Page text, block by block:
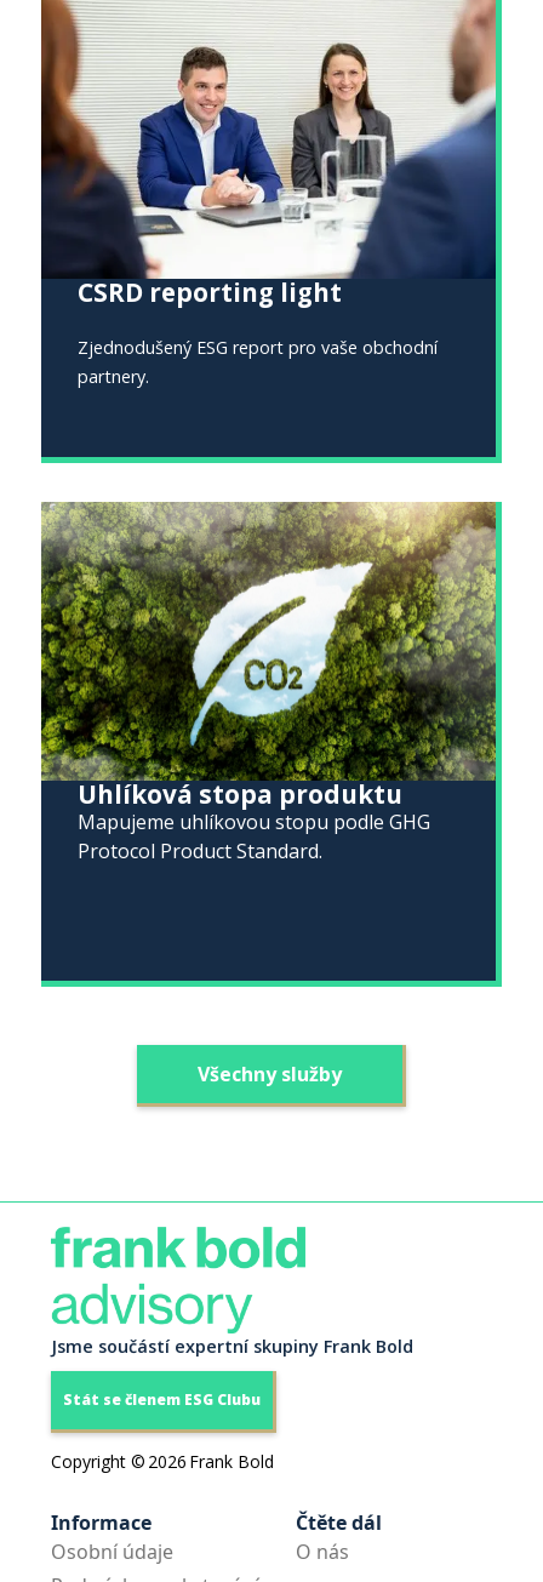
CSRD reporting light
Zjednodušený ESG report pro vaše obchodní
partnery.
Uhlíková stopa produktu
Mapujeme uhlíkovou stopu podle GHG
Protocol Product Standard.
Všechny služby
Jsme součástí expertní skupiny Frank Bold
Stát se členem ESG Clubu
Copyright © 2026 Frank Bold
Informace
Osobní údaje
Čtěte dál
O nás